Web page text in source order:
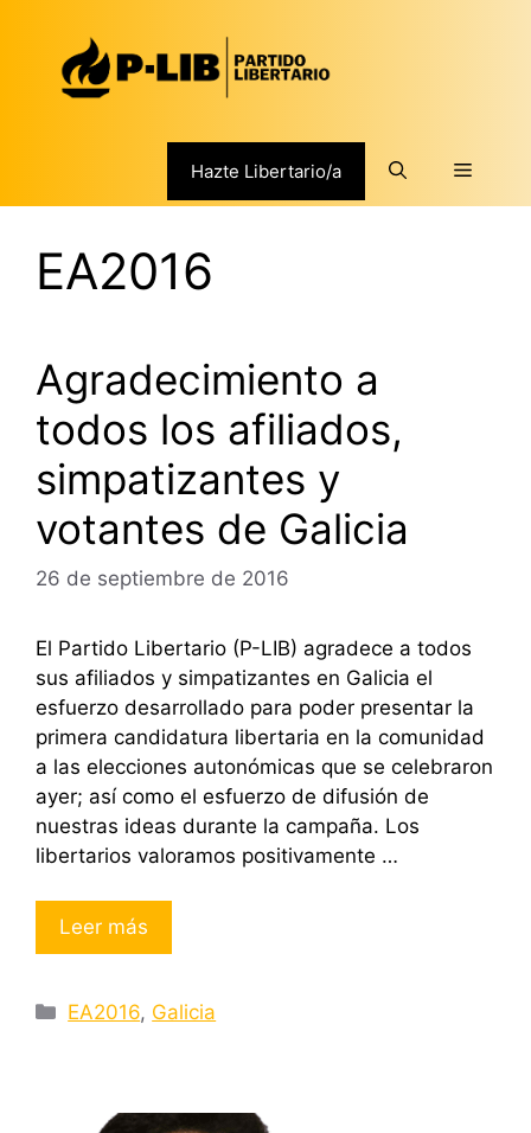
contenido
Hazte Libertario/a Menú
EA2016
Agradecimiento a
todos los afiliados,
simpatizantes y
votantes de Galicia
26 de septiembre de 2016
El Partido Libertario (P-LIB) agradece a todos
sus afiliados y simpatizantes en Galicia el
esfuerzo desarrollado para poder presentar la
primera candidatura libertaria en la comunidad
a las elecciones autonómicas que se celebraron
ayer; así como el esfuerzo de difusión de
nuestras ideas durante la campaña. Los
libertarios valoramos positivamente …
Leer más
Categorías
EA2016, Galicia